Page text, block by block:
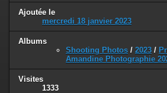
Ajoutée le
mercredi 18 janvier 2023
Albums
Shooting Photos / 2023 /
Amandine Photographie
Visites
1333